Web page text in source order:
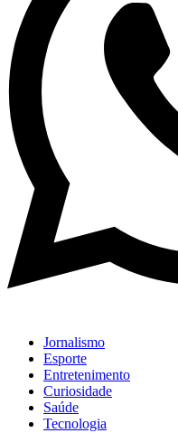
Jornalismo
Esporte
Entretenimento
Curiosidade
Saúde
Tecnologia